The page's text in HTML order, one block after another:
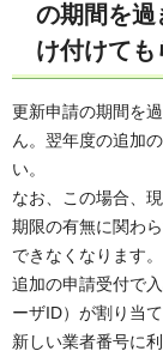
の期間を過
け付けても
更新申請の期間を
ん。翌年度の追加
い。
なお、この場合、
期限の有無に関わ
できなくなります。
追加の申請受付で
ーザID）が割り当
新しい業者番号に